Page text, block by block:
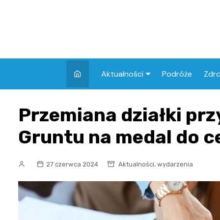
Aktualności Podróże
Przemiana działki
Gruntu na medal do
27 czerwca 2024 Aktualności, wydarzenia